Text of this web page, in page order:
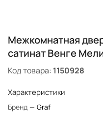
Межкомнатная
сатинат Венге
Код товара: 1150928
Характеристики
Бренд — Graf